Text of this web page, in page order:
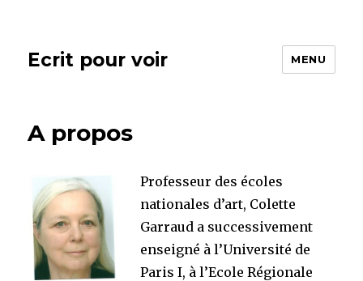
Ecrit pour voir MENU
A propos
Professeur des écoles
nationales d’art, Colette
Garraud a successivement
enseigné à l’Université de
Paris I, à l’Ecole Régionale